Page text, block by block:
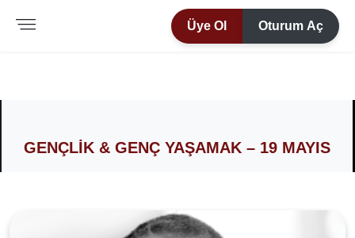
Üye Ol Oturum Aç
GENÇLIK & GENÇ YAŞAMAK – 19 MAYIS